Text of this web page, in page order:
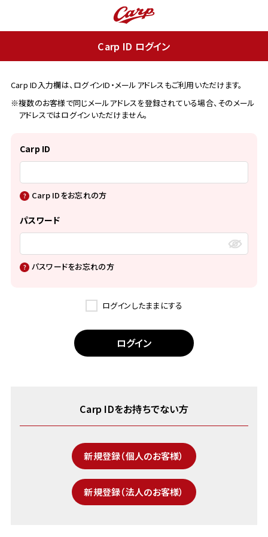
Carp ID ログイン
Carp ID入力欄は、ログインID・メールアドレスもご利用いただけます。
※複数のお客様で同じメールアドレスを登録されている場合、そのメール
アドレスではログインいただけません。
Carp ID
Carp IDをお忘れの方
パスワード
パスワードをお忘れの方
ログインしたままにする
Carp IDをお持ちでない方
新規登録（個人のお客様）
新規登録（法人のお客様）